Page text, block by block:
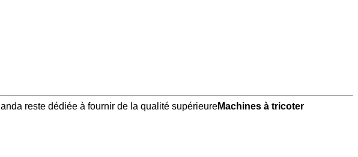
reste dédiée à fournir de la qualité supérieureMachines à tricoter